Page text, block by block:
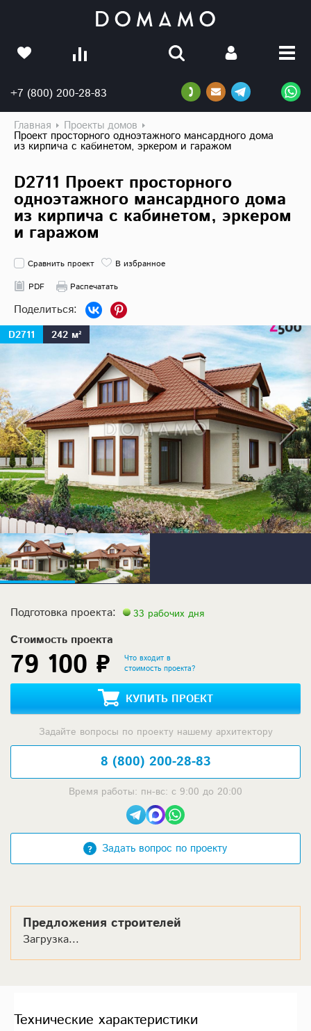
+7 (800) 200-28-83
Главная Проекты домов
Проект просторного одноэтажного мансардного дома
из кирпича с кабинетом, эркером и гаражом
D2711 Проект просторного
одноэтажного мансардного дома
из кирпича с кабинетом, эркером
и гаражом
Сравнить проект
В избранное
PDF
Распечатать
D2711 242 м²
Подготовка проекта: 33 рабочих дня
Стоимость проекта
79 100 ₽
Что входит в
стоимость проекта?
КУПИТЬ ПРОЕКТ
Задайте вопросы по проекту нашему архитектору
8 (800) 200-28-83
Время работы: пн-вс: с 9:00 до 20:00
Задать вопрос по проекту
Предложения строителей
Загрузка...
Технические характеристики